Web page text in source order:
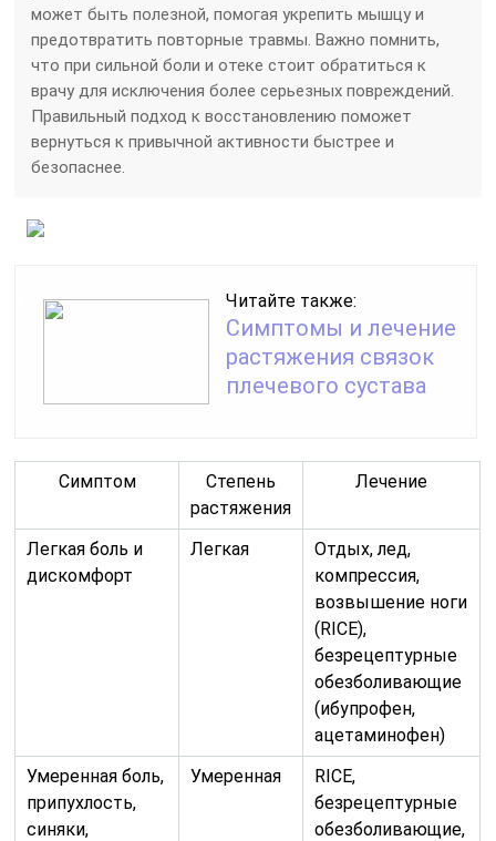
может быть полезной, помогая укрепить мышцу и
предотвратить повторные травмы. Важно помнить,
что при сильной боли и отеке стоит обратиться к
врачу для исключения более серьезных повреждений.
Правильный подход к восстановлению поможет
вернуться к привычной активности быстрее и
безопаснее.
Читайте также:
Симптомы и лечение
растяжения связок
плечевого сустава
Симптом
Степень
растяжения
Лечение
Легкая боль и
дискомфорт
Легкая
Отдых, лед,
компрессия,
возвышение ноги
(RICE),
безрецептурные
обезболивающие
(ибупрофен,
ацетаминофен)
Умеренная боль,
припухлость,
синяки,
Умеренная
RICE,
безрецептурные
обезболивающие,